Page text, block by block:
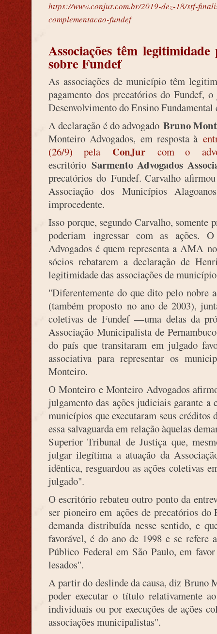
https://www.conjur.com.br/2019-dez-18/stf-
complementacao-fundef
Associações têm
sobre Fundef
As associações de município têm
pagamento dos precatórios do Fundef,
Desenvolvimento do Ensino
A declaração é do advogado Bruno
Monteiro Advogados, em resposta à
(26/9) pela ConJurcom o
escritório Sarmento Advogados
precatórios do Fundef. Carvalho
Associação dos Municípios
improcedente.
Isso porque, segundo Carvalho, somente
poderiam ingressar com as ações.
Advogados é quem representa a AMA
sócios rebatarem a declaração de
legitimidade das associações de
"Diferentemente do que dito pelo nobre
(também proposto no ano de 2003),
coletivas de Fundef —uma delas da
Associação Municipalista de
do país que transitaram em julgado
associativa para representar os
Monteiro.
O Monteiro e Monteiro Advogados
julgamento das ações judiciais garante a
municípios que executaram seus
essa salvaguarda em relação àquelas
Superior Tribunal de Justiça que,
julgar ilegítima a atuação da
idêntica, resguardou as ações coletivas
julgado".
O escritório rebateu outro ponto da
ser pioneiro em ações de precatórios
demanda distribuída nesse sentido, e
favorável, é do ano de 1998 e se
Público Federal em São Paulo, em
lesados".
A partir do deslinde da causa, diz Bruno
poder executar o título relativamente
individuais ou por execuções de ações
associações municipalistas".